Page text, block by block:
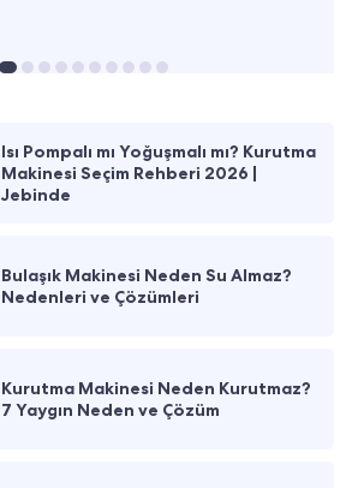
Isı Pompalı mı Yoğuşmalı mı? Kurutma
Makinesi Seçim Rehberi 2026 |
Jebinde
Bulaşık Makinesi Neden Su Almaz?
Nedenleri ve Çözümleri
Kurutma Makinesi Neden Kurutmaz?
7 Yaygın Neden ve Çözüm